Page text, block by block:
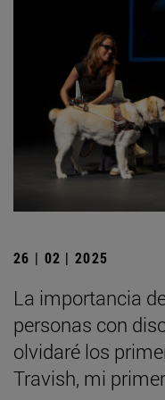
26 | 02 | 2025
La importancia
personas con
olvidaré los
Travish, mi